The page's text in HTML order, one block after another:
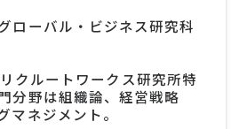
ローバル・ビジネス研究科
ルートワークス研究所特
分野は組織論、経営戦略
マネジメント。